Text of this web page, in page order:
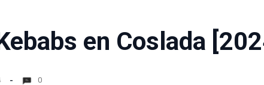
en Coslada
0